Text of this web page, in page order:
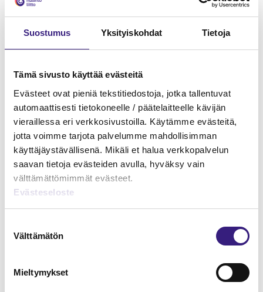
Suostumus Yksityiskohdat Tietoja
Tämä sivusto käyttää evästeitä
Evästeet ovat pieniä tekstitiedostoja, jotka tallentuvat
automaattisesti tietokoneelle / päätelaitteelle kävijän
vieraillessa eri verkkosivustoilla. Käytämme evästeitä,
jotta voimme tarjota palvelumme mahdollisimman
käyttäjäystävällisenä. Mikäli et halua verkkopalvelun
saavan tietoja evästeiden avulla, hyväksy vain
välttämättömimmät evästeet.
Evästeseloste
valinta
Välttämätön
Mieltymykset
Kuljetusvastuun ja
toimituslausekkeiden vaikutus EU-
tavarakaupan ALV-käsittelyyn